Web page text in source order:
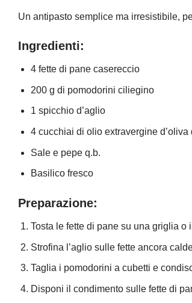
Un antipasto semplice ma irresistibile,
Ingredienti:
4 fette di pane casereccio
200 g di pomodorini ciliegino
1 spicchio d’aglio
4 cucchiai di olio extravergine d’oliva
Sale e pepe q.b.
Basilico fresco
Preparazione:
Tosta le fette di pane su una griglia o
Strofina l’aglio sulle fette ancora
Taglia i pomodorini a cubetti e
Disponi il condimento sulle fette di